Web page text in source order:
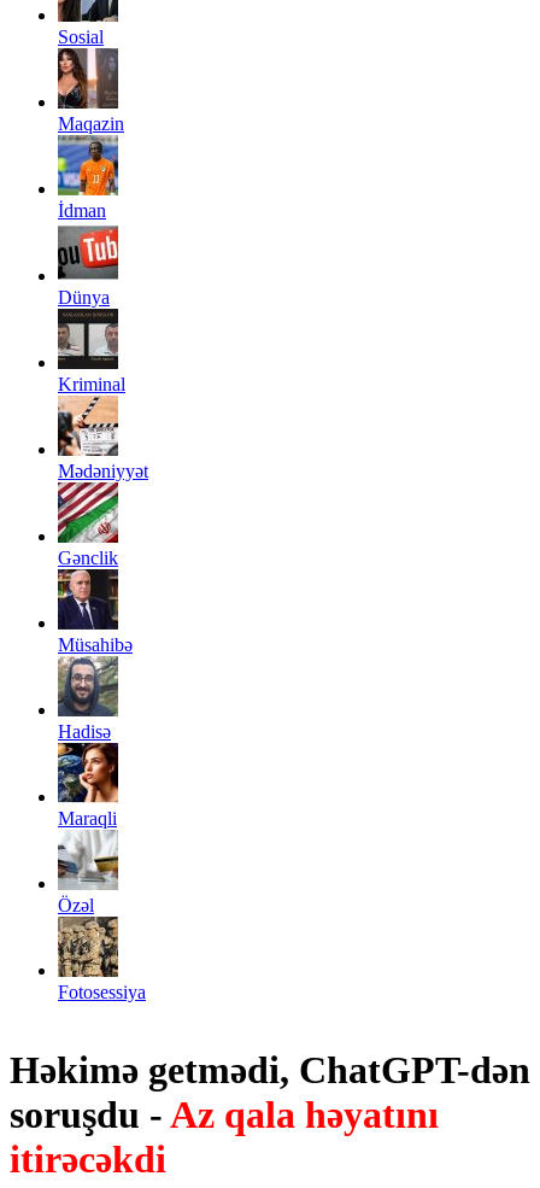
Sosial
Maqazin
İdman
Dünya
Kriminal
Mədəniyyət
Gənclik
Müsahibə
Hadisə
Maraqli
Özəl
Fotosessiya
Həkimə getmədi, ChatGPT-dən
soruşdu -Az qala həyatını
itirəcəkdi